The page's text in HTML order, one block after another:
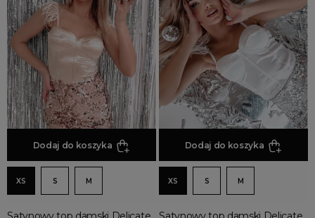
Dodaj do koszyka
XS S M
Dodaj do koszyka
XS S M